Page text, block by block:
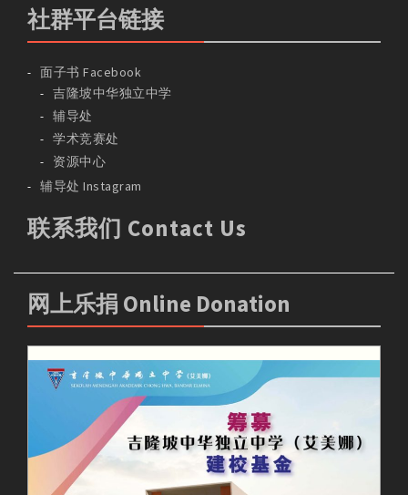
社群平台链接
面子书 Facebook
吉隆坡中华独立中学
辅导处
学术竞赛处
资源中心
辅导处 Instagram
联系我们 Contact Us
网上乐捐 Online Donation